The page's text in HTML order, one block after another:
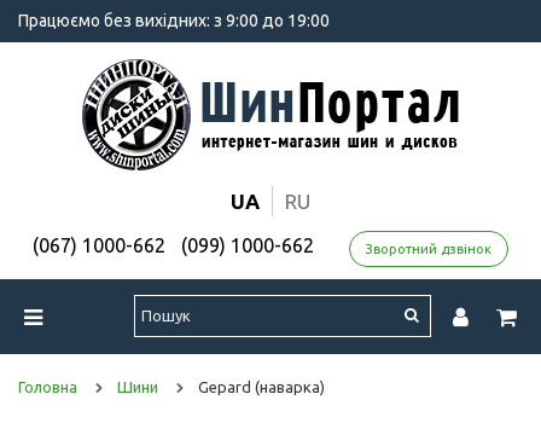
Працюємо без вихідних: з 9:00 до 19:00
UA RU
(067) 1000-662 (099) 1000-662 Зворотний дзвінок
Головна Шини Gepard (наварка)